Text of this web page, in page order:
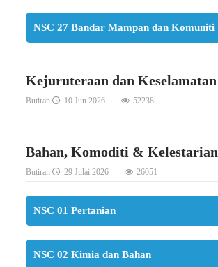
NSC 27 Bandar Mampan dan Komuniti
Kejuruteraan dan Keselamatan
Butiran 10 Jun 2026 52238
Bahan, Komoditi & Kelestarian
Butiran 29 Julai 2026 26051
NSC 01 Pertanian
NSC 02 Kimia dan Bahan